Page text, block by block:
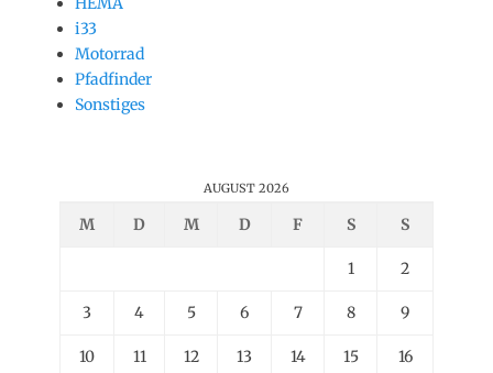
i33
Motorrad
Pfadfinder
Sonstiges
AUGUST 2026
M D M D F S S
1 2
3 4 5 6 7 8 9
10 11 12 13 14 15 16